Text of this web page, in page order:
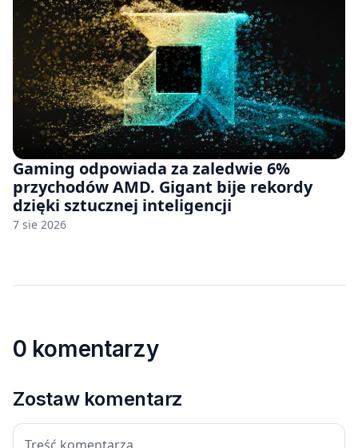
Gaming odpowiada za zaledwie 6%
przychodów AMD. Gigant bije rekordy
dzięki sztucznej inteligencji
7 sie 2026
0 komentarzy
Zostaw komentarz